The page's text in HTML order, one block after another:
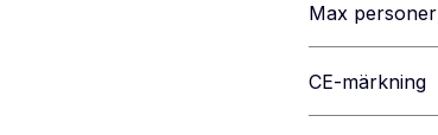
Max personer
CE-märkning